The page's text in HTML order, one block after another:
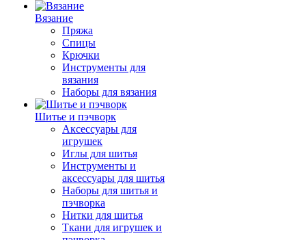
Вязание
Пряжа
Спицы
Крючки
Инструменты для
вязания
Наборы для вязания
Шитье и пэчворк
Аксессуары для
игрушек
Иглы для шитья
Инструменты и
аксессуары для шитья
Наборы для шитья и
пэчворка
Нитки для шитья
Ткани для игрушек и